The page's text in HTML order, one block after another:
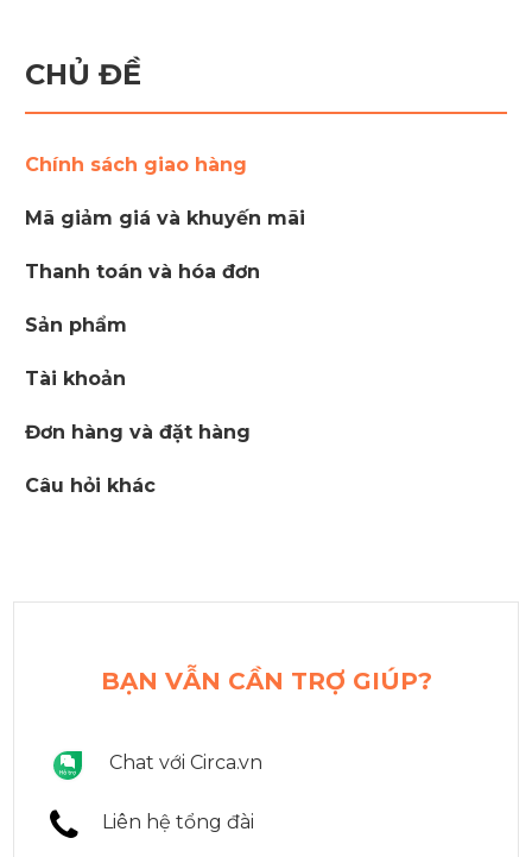
CHỦ ĐỀ
Chính sách giao hàng
Mã giảm giá và khuyến mãi
Thanh toán và hóa đơn
Sản phẩm
Tài khoản
Đơn hàng và đặt hàng
Câu hỏi khác
BẠN VẪN CẦN TRỢ GIÚP?
Chat với Circa.vn
Liên hệ tổng đài